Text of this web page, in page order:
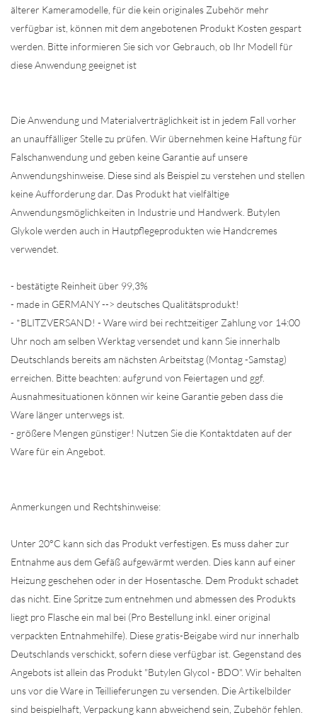
älterer Kameramodelle, für die kein originales Zubehör mehr
verfügbar ist, können mit dem angebotenen Produkt Kosten gespart
werden. Bitte informieren Sie sich vor Gebrauch, ob Ihr Modell für
diese Anwendung geeignet ist
Die Anwendung und Materialverträglichkeit ist in jedem Fall vorher
an unauffälliger Stelle zu prüfen. Wir übernehmen keine Haftung für
Falschanwendung und geben keine Garantie auf unsere
Anwendungshinweise. Diese sind als Beispiel zu verstehen und stellen
keine Aufforderung dar. Das Produkt hat vielfältige
Anwendungsmöglichkeiten in Industrie und Handwerk. Butylen
Glykole werden auch in Hautpflegeprodukten wie Handcremes
verwendet.
- bestätigte Reinheit über 99,3%
- made in GERMANY --> deutsches Qualitätsprodukt!
- *BLITZVERSAND! - Ware wird bei rechtzeitiger Zahlung vor 14:00
Uhr noch am selben Werktag versendet und kann Sie innerhalb
Deutschlands bereits am nächsten Arbeitstag (Montag -Samstag)
erreichen. Bitte beachten: aufgrund von Feiertagen und ggf.
Ausnahmesituationen können wir keine Garantie geben dass die
Ware länger unterwegs ist.
- größere Mengen günstiger! Nutzen Sie die Kontaktdaten auf der
Ware für ein Angebot.
Anmerkungen und Rechtshinweise:
Unter 20°C kann sich das Produkt verfestigen. Es muss daher zur
Entnahme aus dem Gefäß aufgewärmt werden. Dies kann auf einer
Heizung geschehen oder in der Hosentasche. Dem Produkt schadet
das nicht. Eine Spritze zum entnehmen und abmessen des Produkts
liegt pro Flasche ein mal bei (Pro Bestellung inkl. einer original
verpackten Entnahmehilfe). Diese gratis-Beigabe wird nur innerhalb
Deutschlands verschickt, sofern diese verfügbar ist. Gegenstand des
Angebots ist allein das Produkt "Butylen Glycol - BDO". Wir behalten
uns vor die Ware in Teillieferungen zu versenden. Die Artikelbilder
sind beispielhaft, Verpackung kann abweichend sein, Zubehör fehlen.